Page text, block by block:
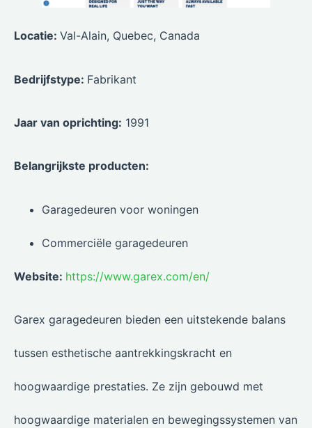
Locatie: Val-Alain, Quebec, Canada
Bedrijfstype: Fabrikant
Jaar van oprichting: 1991
Belangrijkste producten:
Garagedeuren voor woningen
Commerciële garagedeuren
Website: https://www.garex.com/en/
Garex garagedeuren bieden een uitstekende balans
tussen esthetische aantrekkingskracht en
hoogwaardige prestaties. Ze zijn gebouwd met
hoogwaardige materialen en bewegingssystemen van